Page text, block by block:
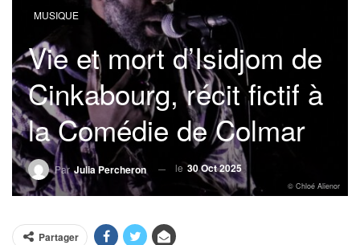
MUSIQUE
Vie et mort d’Isidjom de
Cinkabourg, récit fictif à
la Comédie de Colmar
ParJulia Percheron le 30 Oct 2025
© Chloé Alienor
Partager